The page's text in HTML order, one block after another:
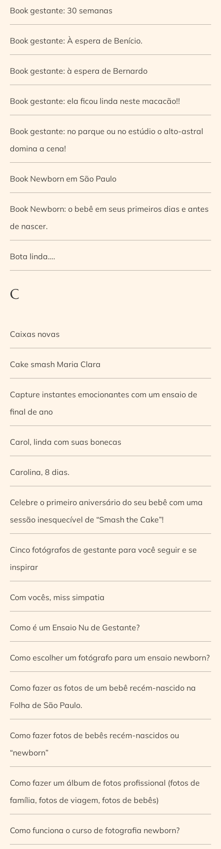
Book gestante: 30 semanas
Book gestante: À espera de Benício.
Book gestante: à espera de Bernardo
Book gestante: ela ficou linda neste macacão!!
Book gestante: no parque ou no estúdio o alto-astral
domina a cena!
Book Newborn em São Paulo
Book Newborn: o bebê em seus primeiros dias e antes
de nascer.
Bota linda….
C
Caixas novas
Cake smash Maria Clara
Capture instantes emocionantes com um ensaio de
final de ano
Carol, linda com suas bonecas
Carolina, 8 dias.
Celebre o primeiro aniversário do seu bebê com uma
sessão inesquecível de “Smash the Cake”!
Cinco fotógrafos de gestante para você seguir e se
inspirar
Com vocês, miss simpatia
Como é um Ensaio Nu de Gestante?
Como escolher um fotógrafo para um ensaio newborn?
Como fazer as fotos de um bebê recém-nascido na
Folha de São Paulo.
Como fazer fotos de bebês recém-nascidos ou
“newborn”
Como fazer um álbum de fotos profissional (fotos de
família, fotos de viagem, fotos de bebês)
Como funciona o curso de fotografia newborn?